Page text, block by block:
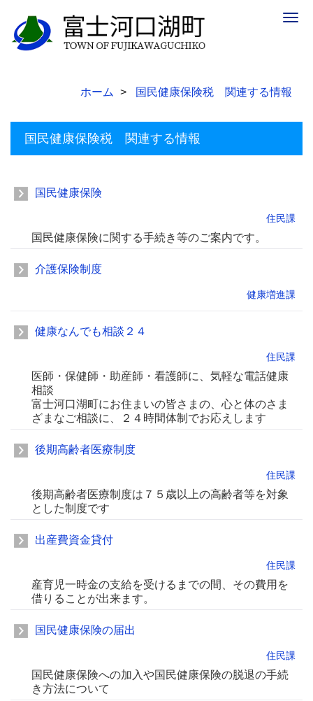
ホーム 国民健康保険税 関連する情報
国民健康保険税 関連する情報
国民健康保険
住民課
国民健康保険に関する手続き等のご案内です。
介護保険制度
健康増進課
健康なんでも相談２４
住民課
医師・保健師・助産師・看護師に、気軽な電話健康
相談
富士河口湖町にお住まいの皆さまの、心と体のさま
ざまなご相談に、２４時間体制でお応えします
後期高齢者医療制度
住民課
後期高齢者医療制度は７５歳以上の高齢者等を対象
とした制度です
出産費資金貸付
住民課
産育児一時金の支給を受けるまでの間、その費用を
借りることが出来ます。
国民健康保険の届出
住民課
国民健康保険への加入や国民健康保険の脱退の手続
き方法について